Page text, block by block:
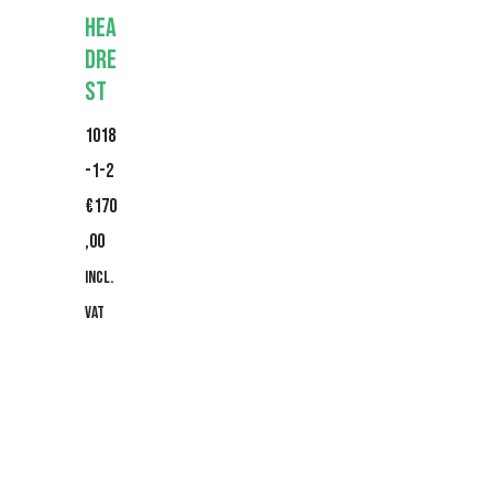
Hea
dre
st
1018
-1-2
€170
,00
Incl.
VAT